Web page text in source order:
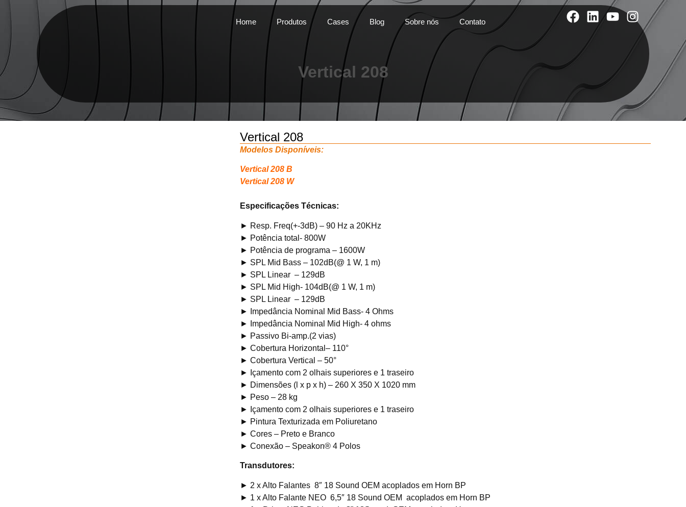
Home Produtos Cases Blog Sobre nós Contato
Vertical 208
Vertical 208
Modelos Disponíveis:
Vertical 208 B
Vertical 208 W
Especificações Técnicas:
► Resp. Freq(+-3dB) – 90 Hz a 20KHz
► Potência total- 800W
► Potência de programa – 1600W
► SPL Mid Bass – 102dB(@ 1 W, 1 m)
► SPL Linear – 129dB
► SPL Mid High- 104dB(@ 1 W, 1 m)
► SPL Linear – 129dB
► Impedância Nominal Mid Bass- 4 Ohms
► Impedância Nominal Mid High- 4 ohms
► Passivo Bi-amp.(2 vias)
► Cobertura Horizontal– 110°
► Cobertura Vertical – 50°
► Içamento com 2 olhais superiores e 1 traseiro
► Dimensões (l x p x h) – 260 X 350 X 1020 mm
► Peso – 28 kg
► Içamento com 2 olhais superiores e 1 traseiro
► Pintura Texturizada em Poliuretano
► Cores – Preto e Branco
► Conexão – Speakon® 4 Polos
Transdutores:
► 2 x Alto Falantes 8″ 18 Sound OEM acoplados em Horn BP
► 1 x Alto Falante NEO 6,5″ 18 Sound OEM acoplados em Horn BP